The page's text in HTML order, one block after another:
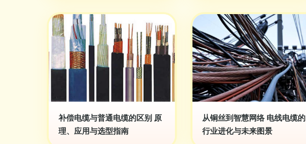
补偿电缆与普通电缆的区别 原
理、应用与选型指南
从铜丝到智慧网络 电线电缆的
行业进化与未来图景